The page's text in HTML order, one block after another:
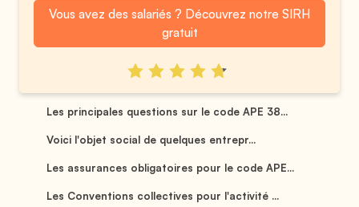
Vous avez des salariés ? Découvrez notre SIRH
gratuit
Les principales questions sur le code APE 38...
Voici l'objet social de quelques entrepr...
Les assurances obligatoires pour le code APE...
Les Conventions collectives pour l'activité ...